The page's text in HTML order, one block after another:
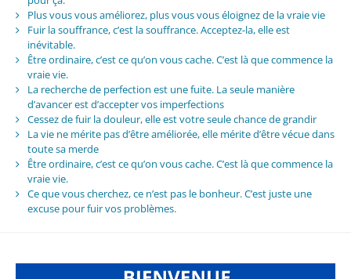
Plus vous vous améliorez, plus vous vous éloignez de la vraie vie
Fuir la souffrance, c’est la souffrance. Acceptez-la, elle est
inévitable.
Être ordinaire, c’est ce qu’on vous cache. C’est là que commence la
vraie vie.
La recherche de perfection est une fuite. La seule manière
d’avancer est d’accepter vos imperfections
Cessez de fuir la douleur, elle est votre seule chance de grandir
La vie ne mérite pas d’être améliorée, elle mérite d’être vécue dans
toute sa merde
Être ordinaire, c’est ce qu’on vous cache. C’est là que commence la
vraie vie.
Ce que vous cherchez, ce n’est pas le bonheur. C’est juste une
excuse pour fuir vos problèmes.